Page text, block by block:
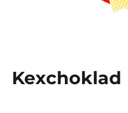
Kexchoklad